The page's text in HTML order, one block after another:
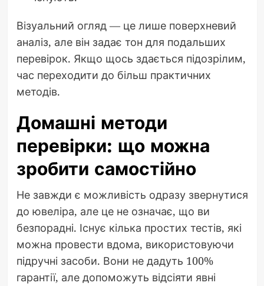
Візуальний огляд — це лише поверхневий
аналіз, але він задає тон для подальших
перевірок. Якщо щось здається підозрілим,
час переходити до більш практичних
методів.
Домашні методи
перевірки: що можна
зробити самостійно
Не завжди є можливість одразу звернутися
до ювеліра, але це не означає, що ви
безпорадні. Існує кілька простих тестів, які
можна провести вдома, використовуючи
підручні засоби. Вони не дадуть 100%
гарантії, але допоможуть відсіяти явні